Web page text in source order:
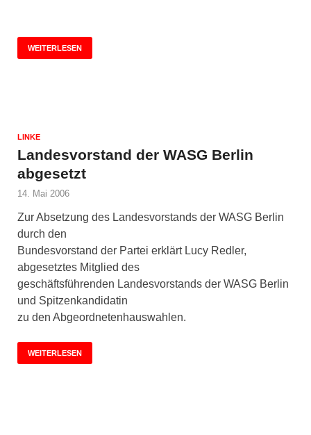
WEITERLESEN
LINKE
Landesvorstand der WASG Berlin
abgesetzt
14. Mai 2006
Zur Absetzung des Landesvorstands der WASG Berlin
durch den
Bundesvorstand der Partei erklärt Lucy Redler,
abgesetztes Mitglied des
geschäftsführenden Landesvorstands der WASG Berlin
und Spitzenkandidatin
zu den Abgeordnetenhauswahlen.
WEITERLESEN